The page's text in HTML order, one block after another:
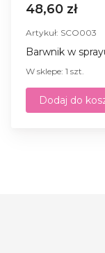
48,60 zł
Artykuł: SCO003
Barwnik w
W sklepe: 1 szt.
Dodaj do